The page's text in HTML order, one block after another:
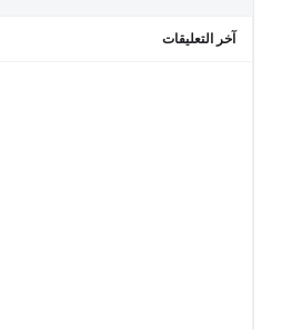
آخر التعليقات